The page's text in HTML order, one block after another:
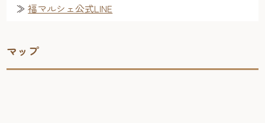
≫福マルシェ公式LINE
マップ